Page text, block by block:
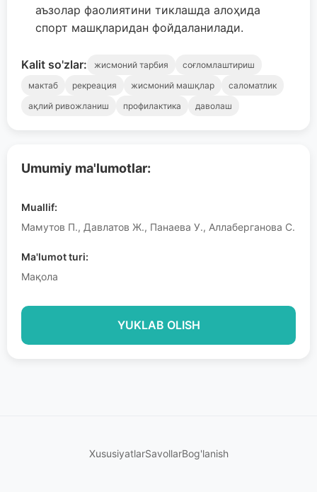
Umumiy ma'lumotlar:
Muallif:
Мамутов П., Давлатов Ж., Панаева У., Аллаберганова С.
Ma'lumot turi:
Мақола
YUKLAB OLISH
аъзолар фаолиятини тиклашда алоҳида
спорт машқларидан фойдаланилади.
Kalit so'zlar: жисмоний тарбия
соғломлаштириш
мактаб
рекреация жисмоний машқлар
саломатлик
ақлий ривожланиш
профилактика даволаш
XususiyatlarSavollarBog'lanish